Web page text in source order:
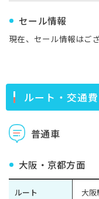
セール情報
現在、セール情報はご
ルート・交通費
普通車
大阪・京都方面
ルート
大